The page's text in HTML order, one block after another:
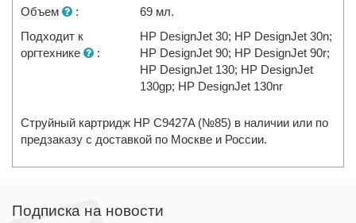
Объем
:
69 мл.
Подходит к
оргтехнике
:
HP DesignJet 30; HP DesignJet 30n;
HP DesignJet 90; HP DesignJet 90r;
HP DesignJet 130; HP DesignJet
130gp; HP DesignJet 130nr
Струйный картридж HP C9427A (№85) в наличии или по
предзаказу с доставкой по Москве и России.
Подписка на новости